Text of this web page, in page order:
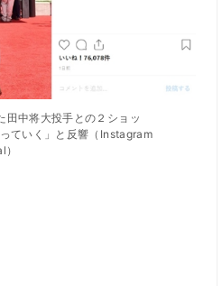
田中将大投手との２ショッ
ていく」と反響（Instagram